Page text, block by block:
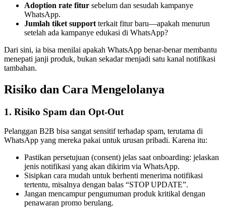
Adoption rate fitur sebelum dan sesudah kampanye
WhatsApp.
Jumlah tiket support terkait fitur baru—apakah menurun
setelah ada kampanye edukasi di WhatsApp?
Dari sini, ia bisa menilai apakah WhatsApp benar-benar membantu
menepati janji produk, bukan sekadar menjadi satu kanal notifikasi
tambahan.
Risiko dan Cara Mengelolanya
1. Risiko Spam dan Opt-Out
Pelanggan B2B bisa sangat sensitif terhadap spam, terutama di
WhatsApp yang mereka pakai untuk urusan pribadi. Karena itu:
Pastikan persetujuan (consent) jelas saat onboarding: jelaskan
jenis notifikasi yang akan dikirim via WhatsApp.
Sisipkan cara mudah untuk berhenti menerima notifikasi
tertentu, misalnya dengan balas “STOP UPDATE”.
Jangan mencampur pengumuman produk kritikal dengan
penawaran promo berulang.